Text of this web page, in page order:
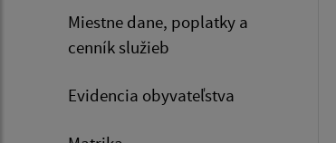
Miestne dane, poplatky a
cenník služieb
Evidencia obyvateľstva